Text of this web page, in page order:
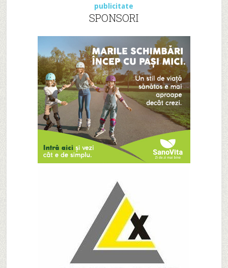
publicitate
SPONSORI